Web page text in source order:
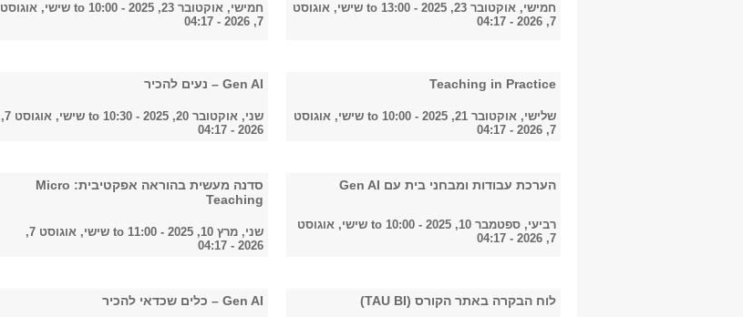
חמישי, אוקטובר 23, 2025 - 13:00
שישי, אוגוסט
7, 2026 - 04:17
חמישי, אוקטובר 23, 2025 - 10:00 to
שישי, אוגוסט
7, 2026 - 04:17
Teaching in Practice
שלישי, אוקטובר 21, 2025 - 10:00
שישי, אוגוסט
7, 2026 - 04:17
Gen AI – נעים להכיר
שני, אוקטובר 20, 2025 - 10:30 to
שישי, אוגוסט 7,
2026 - 04:17
הערכת עבודות ומבחני בית עם Gen AI
רביעי, ספטמבר 10, 2025 - 10:00
שישי, אוגוסט
7, 2026 - 04:17
סדנה מעשית בהוראה אפקטיבית: Micro
Teaching
שני, מרץ 10, 2025 - 11:00 to
שישי, אוגוסט 7,
2026 - 04:17
לוח הבקרה באתר הקורס (TAU BI) Gen AI – כלים שכדאי להכיר